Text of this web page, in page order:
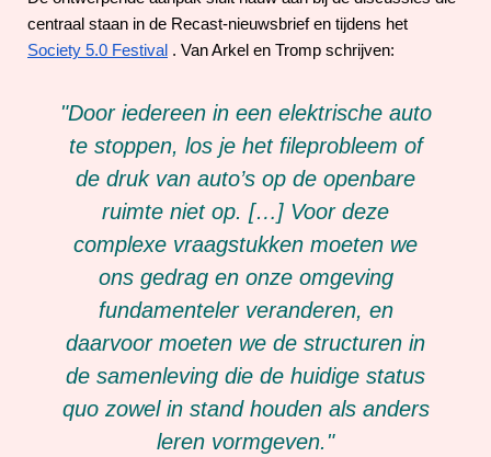
centraal staan in de Recast-nieuwsbrief en tijdens het
Society 5.0 Festival . Van Arkel en Tromp schrijven:
"Door iedereen in een elektrische auto
te stoppen, los je het fileprobleem of
de druk van auto’s op de openbare
ruimte niet op. […] Voor deze
complexe vraagstukken moeten we
ons gedrag en onze omgeving
fundamenteler veranderen, en
daarvoor moeten we de structuren in
de samenleving die de huidige status
quo zowel in stand houden als anders
leren vormgeven."